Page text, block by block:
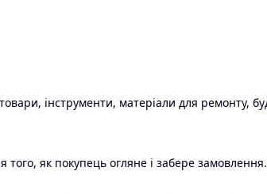
інструменти, матеріали для ремонту,
як покупець огляне і забере